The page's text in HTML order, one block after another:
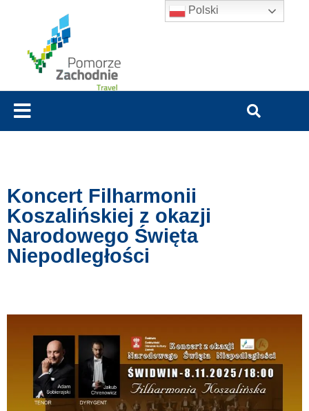
Koncert Filharmonii
Koszalińskiej z okazji
Narodowego Święta
Niepodległości
Polski